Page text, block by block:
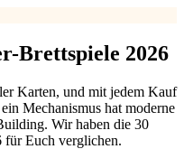
Brettspiele 2026
Karten, und mit jedem Kauf
Mechanismus hat moderne
Wir haben die 30
für Euch verglichen.